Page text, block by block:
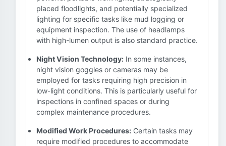
placed floodlights, and potentially specialized
lighting for specific tasks like mud logging or
equipment inspection. The use of headlamps
with high-lumen output is also standard practice.
Night Vision Technology: In some instances,
night vision goggles or cameras may be
employed for tasks requiring high precision in
low-light conditions. This is particularly useful for
inspections in confined spaces or during
complex maintenance procedures.
Modified Work Procedures: Certain tasks may
require modified procedures to accommodate